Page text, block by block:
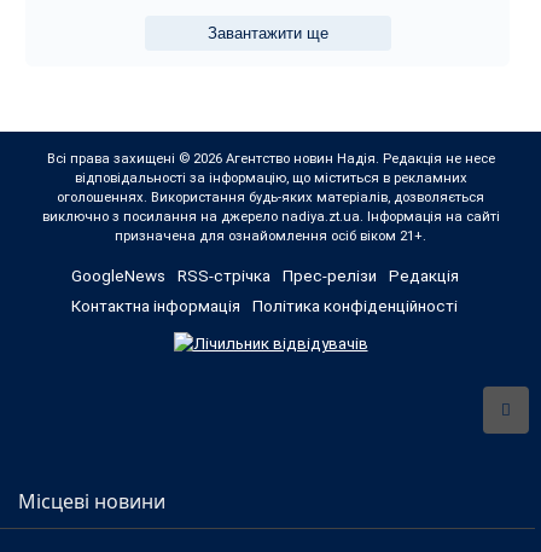
Завантажити ще
Всі права захищені © 2026 Агентство новин Надія. Редакція не несе
відповідальності за інформацію, що міститься в рекламних
оголошеннях. Використання будь-яких матеріалів, дозволяється
виключно з посилання на джерело nadiya.zt.ua. Інформація на сайті
призначена для ознайомлення осіб віком 21+.
GoogleNews RSS-стрічка Прес-релізи
Редакція
Контактна інформація
Політика конфіденційності
Місцеві новини